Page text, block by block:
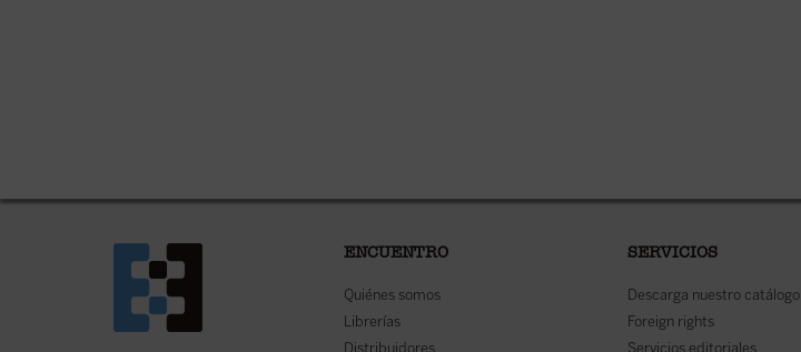
ENCUENTRO
Quiénes somos
Librerías
Distribuidores
SERVICIOS
Descarga nuestro catálogo
Foreign rights
Servicios editoriales